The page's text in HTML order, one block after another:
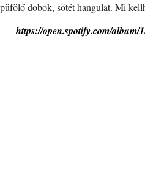
püfölő dobok, sötét hangulat. Mi
https://open.spotify.com/